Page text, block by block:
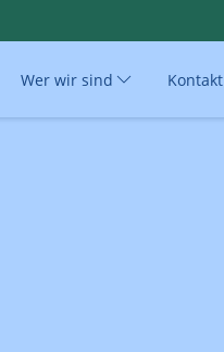
Wer wir sind Kontakt